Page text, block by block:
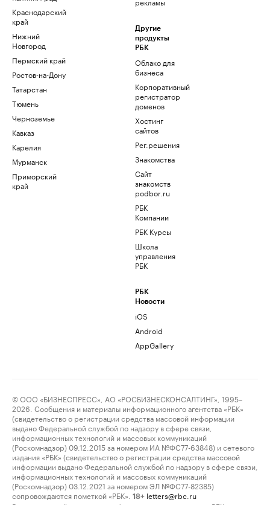
Краснодарский
край
Нижний
Новгород
Пермский край
Ростов-на-Дону
Татарстан
Тюмень
Черноземье
Кавказ
Карелия
Мурманск
Приморский
край
Другие
продукты
РБК
Облако для
бизнеса
Корпоративный
регистратор
доменов
Хостинг
сайтов
Рег.решения
Знакомства
Сайт
знакомств
podbor.ru
РБК
Компании
РБК Курсы
Школа
управления
РБК
РБК
Новости
iOS
Android
AppGallery
© ООО «БИЗНЕСПРЕСС», АО «РОСБИЗНЕСКОНСАЛТИНГ», 1995–
2026. Сообщения и материалы информационного агентства «РБК»
(свидетельство о регистрации средства массовой информации
выдано Федеральной службой по надзору в сфере связи,
информационных технологий и массовых коммуникаций
(Роскомнадзор) 09.12.2015 за номером ИА №ФС77-63848) и сетевого
издания «РБК» (свидетельство о регистрации средства массовой
информации выдано Федеральной службой по надзору в сфере связи,
информационных технологий и массовых коммуникаций
(Роскомнадзор) 03.12.2021 за номером ЭЛ №ФС77-82385)
сопровождаются пометкой «РБК».
18+ letters@rbc.ru